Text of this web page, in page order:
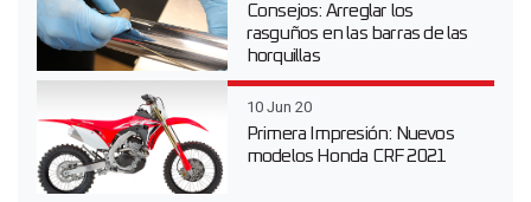
Consejos: Arreglar los
rasguños en las barras de las
horquillas
10 Jun 20
Primera Impresión: Nuevos
modelos Honda CRF 2021